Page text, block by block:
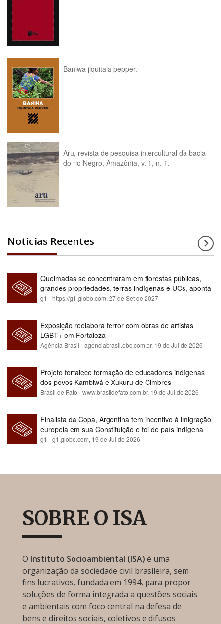
Baniwa jiquitaia pepper.
Aru, revista de pesquisa intercultural da bacia
do rio Negro, Amazônia, v. 1, n. 1.
Notícias Recentes
Queimadas se concentraram em florestas públicas,
grandes propriedades, terras indígenas e UCs, aponta
relatório
g1 - https://g1.globo.com, 27 de Set de 2027
Exposição reelabora terror com obras de artistas
LGBT+ em Fortaleza
Agência Brasil - agenciabrasil.ebc.com.br, 19 de Jul de 2026
Projeto fortalece formação de educadores indígenas
dos povos Kambiwá e Xukuru de Cimbres
Brasil de Fato - www.brasildefato.com.br, 19 de Jul de 2026
Finalista da Copa, Argentina tem incentivo à imigração
europeia em sua Constituição e foi de país indígena
para maioria branca
g1 - g1.globo.com, 19 de Jul de 2026
SOBRE O ISA
O Instituto Socioambiental (ISA) é uma
organização da sociedade civil brasileira, sem
fins lucrativos, fundada em 1994, para propor
soluções de forma integrada a questões sociais
e ambientais com foco central na defesa de
bens e direitos sociais, coletivos e difusos